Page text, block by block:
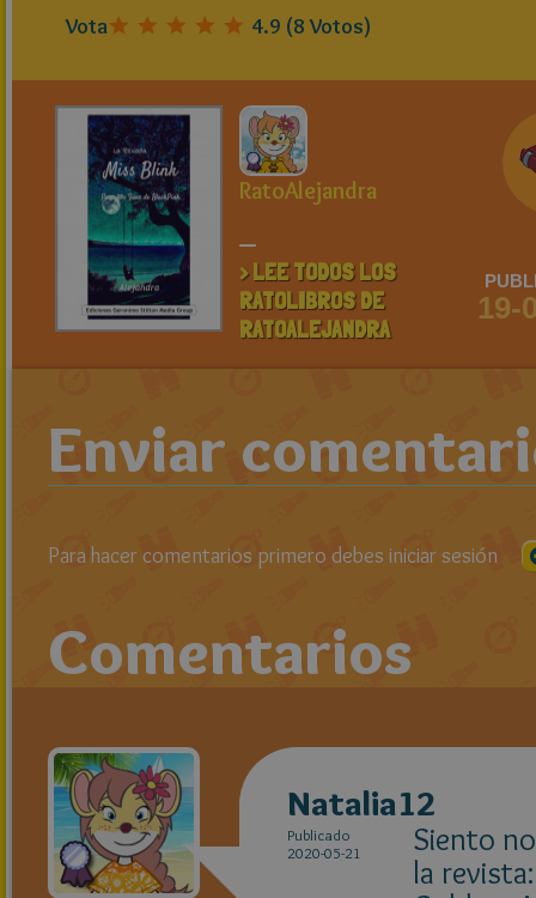
Vota 4.9 (8Votos)
RatoAlejandra
> LEE TODOS LOS
RATOLIBROS DE
RATOALEJANDRA
19-
Enviar
Para hacer comentarios primero debes iniciar sesión
Comentarios
Natalia12
Publicado
2020-05-21
Siento
la revista: